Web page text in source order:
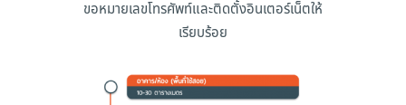
ขอหมายเลขโทรศัพท์และติดตั้งอินเตอร์เน็ตให้
เรียบร้อย